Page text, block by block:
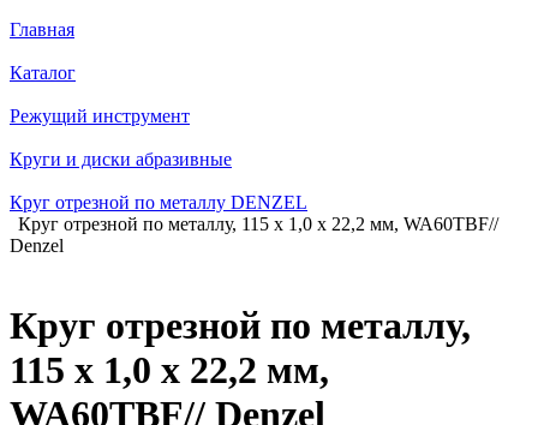
Главная
Каталог
Режущий инструмент
Круги и диски абразивные
Круг отрезной по металлу DENZEL
Круг отрезной по металлу, 115 х 1,0 х 22,2 мм, WA60TBF//
Denzel
Круг отрезной по металлу,
115 х 1,0 х 22,2 мм,
WA60TBF// Denzel